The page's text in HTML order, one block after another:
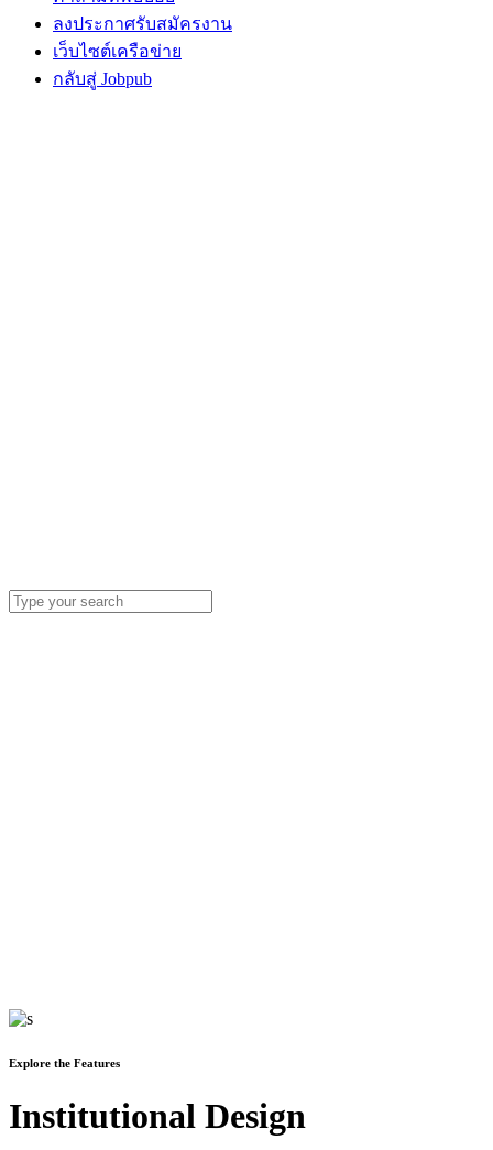
ลงประกาศรับสมัครงาน
เว็บไซต์เครือข่าย
กลับสู่ Jobpub
Explore the Features
Institutional Design